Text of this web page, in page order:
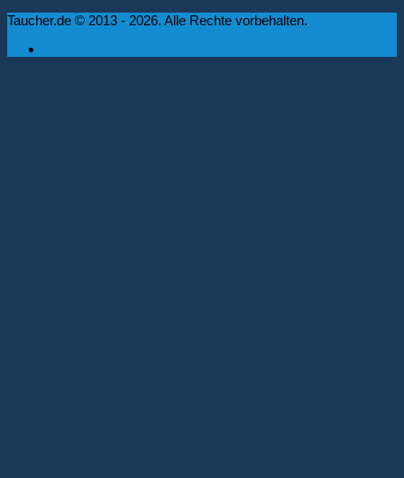
Taucher.de © 2013 - 2026. Alle Rechte vorbehalten.